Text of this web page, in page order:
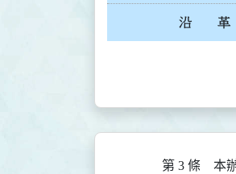
沿 革
第 3 條
本